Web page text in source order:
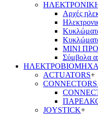
Αρχές
ΜΙΝΙ
Σύμβολα
ACTUATORS+
JOYSTICK+